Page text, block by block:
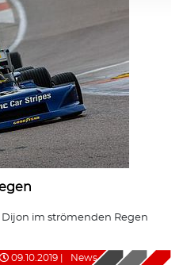
im strömenden Regen
09.10.2019 News